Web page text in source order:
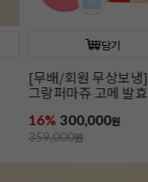
담기
[무배/회원 무상보냉]
그랑퍼마쥬 고메 발
프랑스)
16% 300,000원
359,000원